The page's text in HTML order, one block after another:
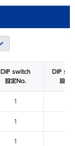
DIP switch
設定No.
DIP
設定
1
1
1